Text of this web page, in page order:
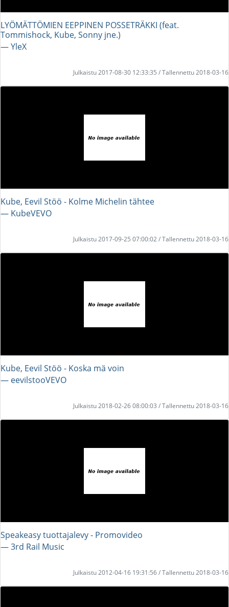
LYÖMÄTTÖMIEN EEPPINEN POSSETRÄKKI (feat.
Tommishock, Kube, Sonny jne.)
― YleX
Julkaistu 2017-08-30 12:33:35 / Tallennettu 2018-03-16
Kube, Eevil Stöö - Kolme Michelin tähtee
― KubeVEVO
Julkaistu 2017-09-25 07:00:02 / Tallennettu 2018-03-16
Kube, Eevil Stöö - Koska mä voin
― eevilstooVEVO
Julkaistu 2018-02-26 08:00:03 / Tallennettu 2018-03-16
Speakeasy tuottajalevy - Promovideo
― 3rd Rail Music
Julkaistu 2012-04-16 19:31:56 / Tallennettu 2018-03-16